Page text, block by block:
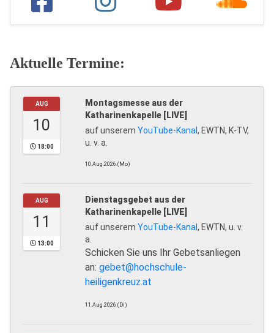
Aktuelle Termine:
AUG
10
18:00
Montagsmesse aus der
Katharinenkapelle [LIVE]
auf unserem YouTube-Kanal, EWTN, K-TV,
u. v. a.
10.Aug.2026 (Mo)
AUG
11
13:00
Dienstagsgebet aus der
Katharinenkapelle [LIVE]
auf unserem YouTube-Kanal, EWTN, u. v.
a.
Schicken Sie uns Ihr Gebetsanliegen
an: gebet@hochschule-
heiligenkreuz.at
11.Aug.2026 (Di)